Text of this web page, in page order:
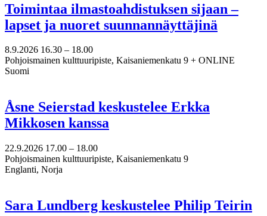
Toimintaa ilmastoahdistuksen sijaan –
lapset ja nuoret suunnannäyttäjinä
8.9.2026 16.30 – 18.00
Pohjoismainen kulttuuripiste, Kaisaniemenkatu 9 + ONLINE
Suomi
Åsne Seierstad keskustelee Erkka
Mikkosen kanssa
22.9.2026 17.00 – 18.00
Pohjoismainen kulttuuripiste, Kaisaniemenkatu 9
Englanti, Norja
Sara Lundberg keskustelee Philip Teirin